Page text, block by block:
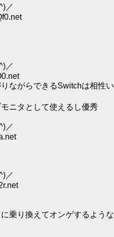
／
／
ながらできるSwitchは相性い
ニタとして使えるし優秀
／
／
乗り換えてオンゲするような